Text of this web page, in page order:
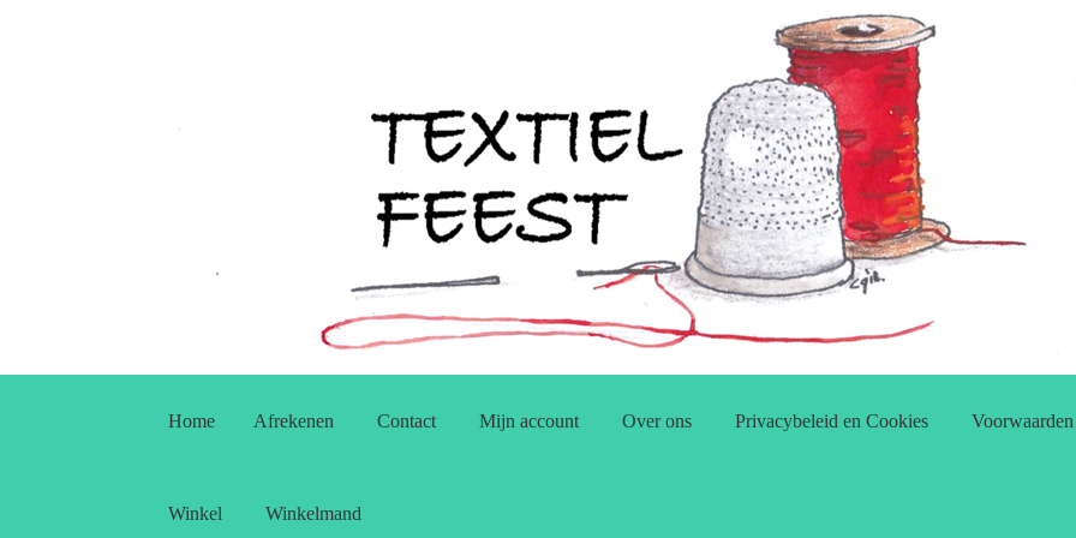
door
naar
Home Afrekenen Contact Mijn account Over ons Privacybeleid en Cookies Voorwaarden
Winkel Winkelmand